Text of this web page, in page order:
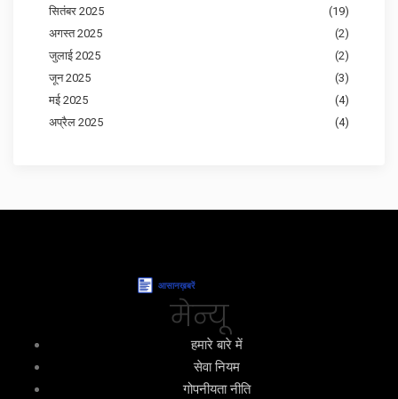
सितंबर 2025
(19)
अगस्त 2025
(2)
जुलाई 2025
(2)
जून 2025
(3)
मई 2025
(4)
अप्रैल 2025
(4)
मेन्यू
हमारे बारे में
सेवा नियम
गोपनीयता नीति